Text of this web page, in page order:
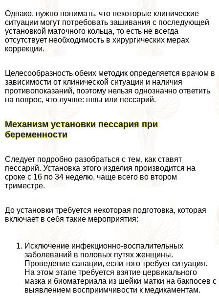
Однако, нужно понимать, что некоторые клинические
ситуации могут потребовать зашивания с последующей
установкой маточного кольца, то есть не всегда
отсутствует необходимость в хирургических мерах
коррекции.
Целесообразность обеих методик определяется врачом в
зависимости от клинической ситуации и наличия
противопоказаний, поэтому нельзя однозначно ответить
на вопрос, что лучше: швы или пессарий.
Механизм установки пессария при
беременности
Следует подробно разобраться с тем, как ставят
пессарий. Установка этого изделия производится на
сроке с 16 по 34 неделю, чаще всего во втором
триместре.
До установки требуется некоторая подготовка, которая
включает в себя такие мероприятия:
Исключение инфекционно-воспалительных
заболеваний в пoлoвых путях женщины.
Проведение санации, если того требует ситуация.
На этом этапе требуется взятие цервикального
мазка и биоматериала из шейки матки на бакпосев с
выявлением восприимчивости к медикаментам.